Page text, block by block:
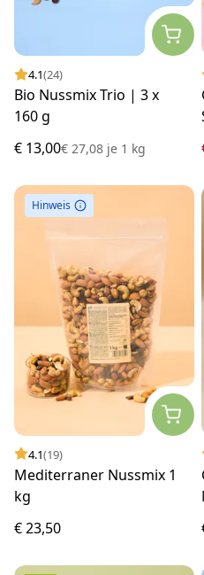
4.1(24)
Bio Nussmix Trio | 3 x
160 g
€ 13,00€ 27,08 je 1 kg
Hinweis
4.1(19)
Mediterraner Nussmix 1
kg
€ 23,50